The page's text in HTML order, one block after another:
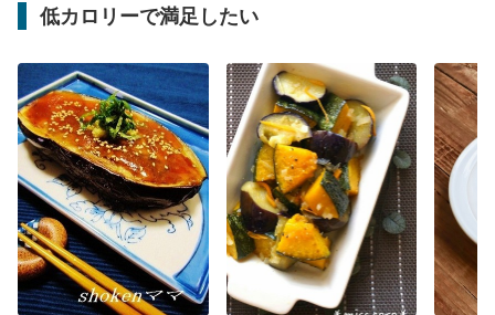
低カロリーで満足したい